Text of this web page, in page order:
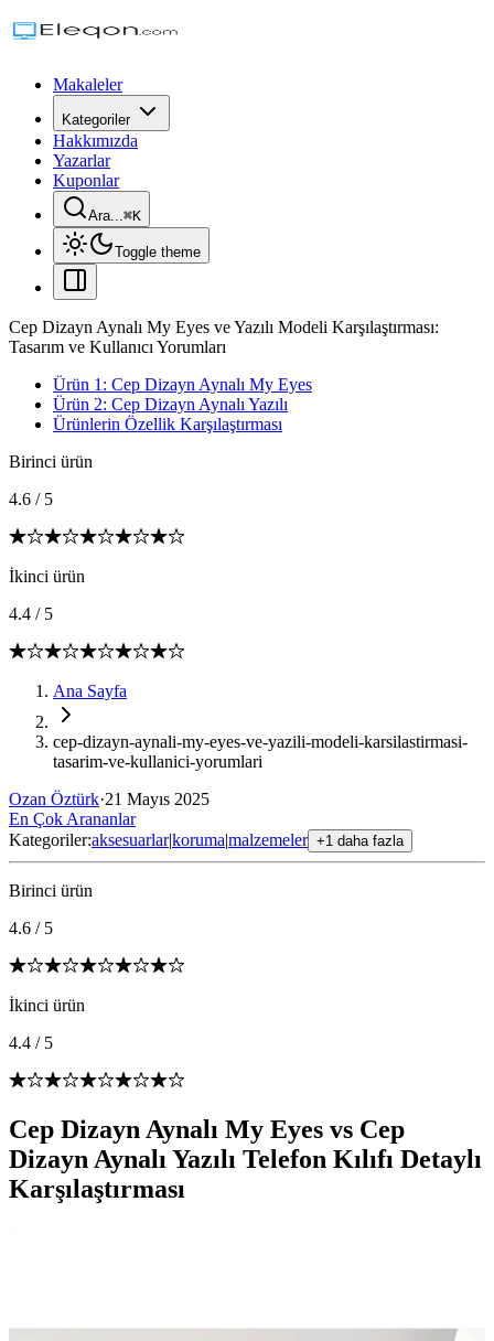
Makaleler
Kategoriler
Hakkımızda
Yazarlar
Kuponlar
Ara...⌘K
Toggle theme
Cep Dizayn Aynalı My Eyes ve Yazılı Modeli Karşılaştırması:
Tasarım ve Kullanıcı Yorumları
Ürün 1: Cep Dizayn Aynalı My Eyes
Ürün 2: Cep Dizayn Aynalı Yazılı
Ürünlerin Özellik Karşılaştırması
Birinci ürün
4.6 / 5
İkinci ürün
4.4 / 5
Ana Sayfa
cep-dizayn-aynali-my-eyes-ve-yazili-modeli-karsilastirmasi-
tasarim-ve-kullanici-yorumlari
Ozan Öztürk·21 Mayıs 2025
En Çok Arananlar
Kategoriler:aksesuarlar|koruma|malzemeler +1 daha fazla
Birinci ürün
4.6 / 5
İkinci ürün
4.4 / 5
Cep Dizayn Aynalı My Eyes vs Cep
Dizayn Aynalı Yazılı Telefon Kılıfı Detaylı
Karşılaştırması